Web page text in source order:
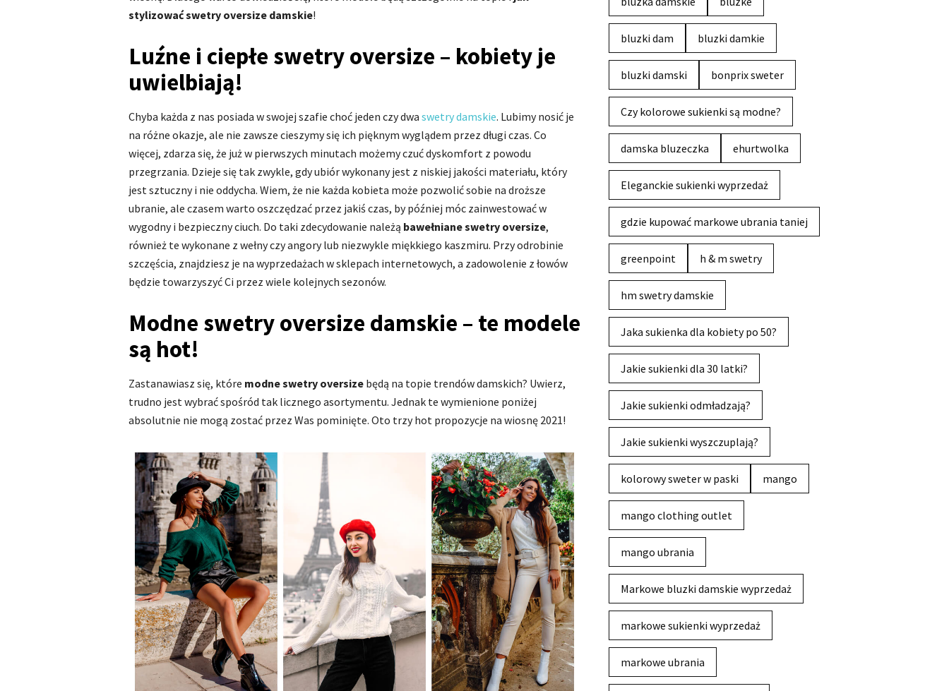
stylizować swetry oversize damskie!
Luźne i ciepłe swetry oversize – kobiety je
uwielbiają!
Chyba każda z nas posiada w swojej szafie choć jeden czy dwa swetry damskie. Lubimy nosić je
na różne okazje, ale nie zawsze cieszymy się ich pięknym wyglądem przez długi czas. Co
więcej, zdarza się, że już w pierwszych minutach możemy czuć dyskomfort z powodu
przegrzania. Dzieje się tak zwykle, gdy ubiór wykonany jest z niskiej jakości materiału, który
jest sztuczny i nie oddycha. Wiem, że nie każda kobieta może pozwolić sobie na droższe
ubranie, ale czasem warto oszczędzać przez jakiś czas, by później móc zainwestować w
wygodny i bezpieczny ciuch. Do taki zdecydowanie należą bawełniane swetry oversize,
również te wykonane z wełny czy angory lub niezwykle miękkiego kaszmiru. Przy odrobinie
szczęścia, znajdziesz je na wyprzedażach w sklepach internetowych, a zadowolenie z łowów
będzie towarzyszyć Ci przez wiele kolejnych sezonów.
Modne swetry oversize damskie – te modele
są hot!
Zastanawiasz się, które modne swetry oversize będą na topie trendów damskich? Uwierz,
trudno jest wybrać spośród tak licznego asortymentu. Jednak te wymienione poniżej
absolutnie nie mogą zostać przez Was pominięte. Oto trzy hot propozycje na wiosnę 2021!
bluzki dam bluzki damkie
bluzki damski bonprix sweter
Czy kolorowe sukienki są modne?
damska bluzeczka ehurtwolka
Eleganckie sukienki wyprzedaż
gdzie kupować markowe ubrania taniej
greenpoint h & m swetry
hm swetry damskie
Jaka sukienka dla kobiety po 50?
Jakie sukienki dla 30 latki?
Jakie sukienki odmładzają?
Jakie sukienki wyszczuplają?
kolorowy sweter w paski mango
mango clothing outlet
mango ubrania
Markowe bluzki damskie wyprzedaż
markowe sukienki wyprzedaż
markowe ubrania